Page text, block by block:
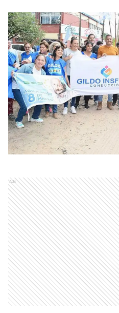
Ads